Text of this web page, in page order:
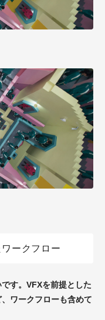
ークフロー
す。VFXを前提とした
ワークフローも含めて